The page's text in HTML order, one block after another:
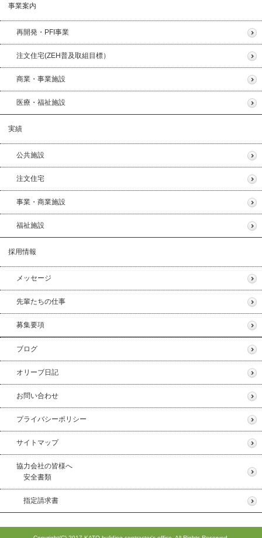
事業案内
再開発・PFI事業
注文住宅(ZEH普及取組目標）
商業・事業施設
医療・福祉施設
実績
公共施設
注文住宅
事業・商業施設
福祉施設
採用情報
メッセージ
先輩たちの仕事
募集要項
ブログ
オリーブ日記
お問い合わせ
プライバシーポリシー
サイトマップ
協力会社の皆様へ
安全書類
指定請求書